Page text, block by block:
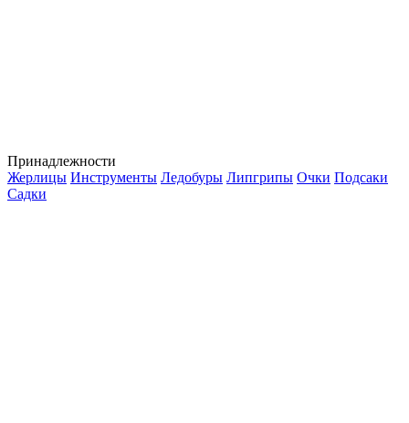
Принадлежности
Жерлицы Инструменты Ледобуры Липгрипы Очки Подсаки
Садки